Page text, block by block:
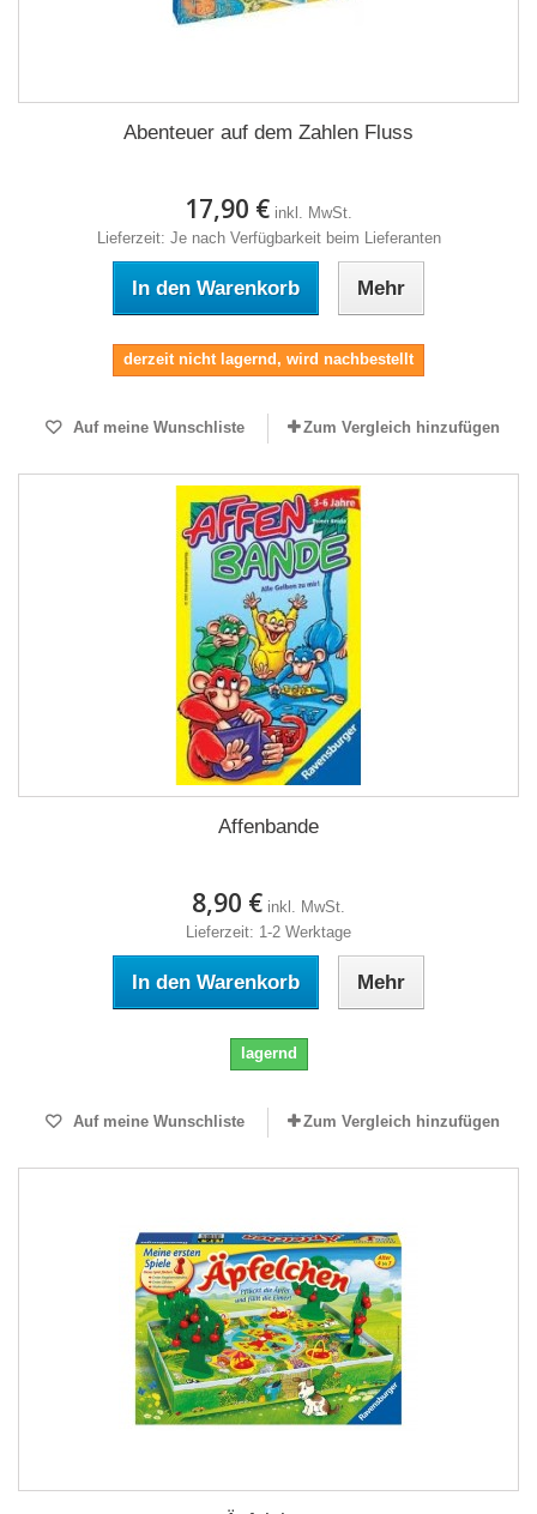
Abenteuer auf dem Zahlen Fluss
17,90 € inkl. MwSt.
Lieferzeit: Je nach Verfügbarkeit beim Lieferanten
In den Warenkorb Mehr
derzeit nicht lagernd, wird nachbestellt
Auf meine Wunschliste Zum Vergleich hinzufügen
Affenbande
8,90 € inkl. MwSt.
Lieferzeit: 1-2 Werktage
In den Warenkorb Mehr
lagernd
Auf meine Wunschliste Zum Vergleich hinzufügen